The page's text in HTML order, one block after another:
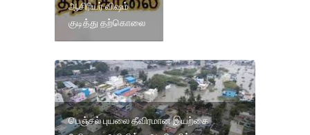
ஆசிரியர் வி‌ஷம்
குடித்து தற்கொலை
பெஞ்சல் புயலை தீவிரமான இயற்கை